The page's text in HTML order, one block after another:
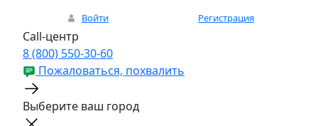
Войти Регистрация
Call-центр
8 (800) 550-30-60
Пожаловаться, похвалить
Выберите ваш город